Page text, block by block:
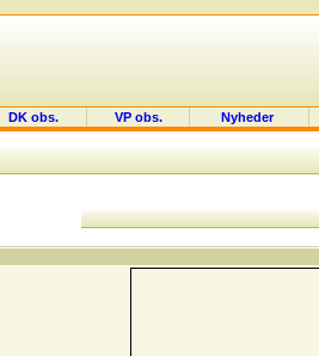
DK obs. VP obs. Nyheder